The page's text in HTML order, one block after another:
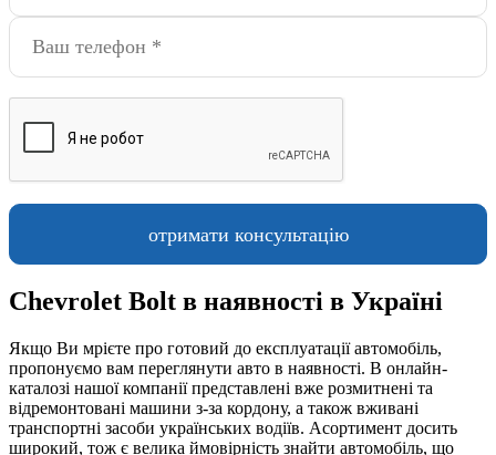
Chevrolet Bolt в наявності в Україні
Якщо Ви мрієте про готовий до експлуатації автомобіль,
пропонуємо вам переглянути авто в наявності. В онлайн-
каталозі нашої компанії представлені вже розмитнені та
відремонтовані машини з-за кордону, а також вживані
транспортні засоби українських водіїв. Асортимент досить
широкий, тож є велика ймовірність знайти автомобіль, що